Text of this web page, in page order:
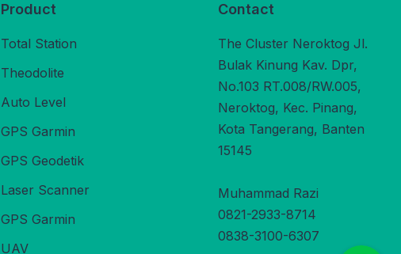
Product
Total Station
Theodolite
Auto Level
GPS Garmin
GPS Geodetik
Laser Scanner
GPS Garmin
UAV
Contact
The Cluster Neroktog Jl.
Bulak Kinung Kav. Dpr,
No.103 RT.008/RW.005,
Neroktog, Kec. Pinang,
Kota Tangerang, Banten
15145
Muhammad Razi
0821-2933-8714
0838-3100-6307